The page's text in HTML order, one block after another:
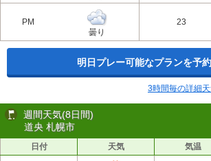
PM
曇り
23
明日プレー可能なプランを予
3時間毎の詳細
週間天気(8日間)
道央 札幌市
日付 天気 気温